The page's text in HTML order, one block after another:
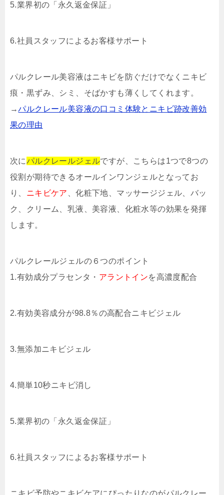
5.業界初の「永久返金保証」
6.社員スタッフによるお客様サポート
パルクレール美容液はニキビを防ぐだけでなくニキビ
痕・黒ずみ、シミ、そばかすも薄くしてくれます。
→パルクレール美容液の口コミ体験とニキビ跡改善効
果の理由
次にパルクレールジェルですが、こちらは1つで8つの
役割が期待できるオールインワンジェルとなってお
り、 ニキビケア
、化粧下地、マッサージジェル、バッ
ク、クリーム、乳液、美容液、化粧水等の効果を発揮
します。
パルクレールジェルの６つのポイント
1.有効成分プラセンタ・ アラントインを高濃度配合
2.有効美容成分が98.8％の高配合ニキビジェル
3.無添加ニキビジェル
4.簡単10秒ニキビ消し
5.業界初の「永久返金保証」
6.社員スタッフによるお客様サポート
ニキビ予防やニキビケアにぴったりなのがパルクレー